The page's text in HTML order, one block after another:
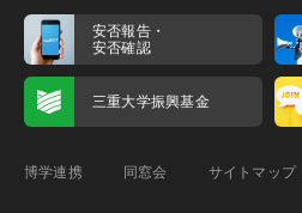
安否報告・
安否確認
三重大学振興基金
博学連携 同窓会 サイトマップ